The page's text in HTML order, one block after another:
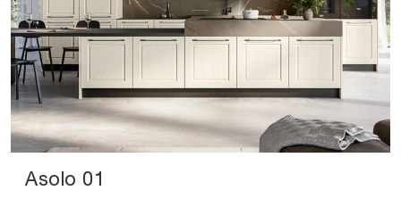
Asolo 01